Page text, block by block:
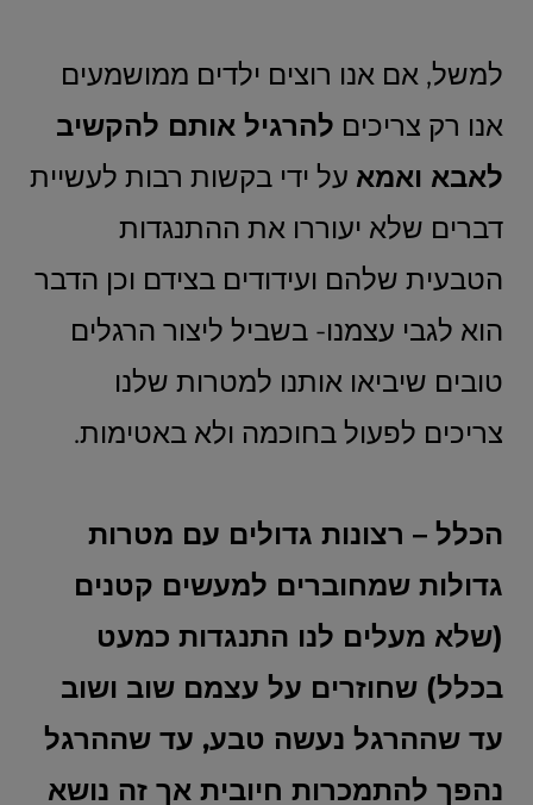
למשל, אם אנו רוצים ילדים ממושמעים
אנו רק צריכים להרגיל אותם להקשיב
לאבא ואמא על ידי בקשות רבות לעשיית
דברים שלא יעוררו את ההתנגדות
הטבעית שלהם ועידודים בצידם וכן הדבר
הוא לגבי עצמנו- בשביל ליצור הרגלים
טובים שיביאו אותנו למטרות שלנו
צריכים לפעול בחוכמה ולא באטימות.
הכלל – רצונות גדולים עם מטרות
גדולות שמחוברים למעשים קטנים
(שלא מעלים לנו התנגדות כמעט
בכלל) שחוזרים על עצמם שוב ושוב
עד שההרגל נעשה טבע, עד שההרגל
נהפך להתמכרות חיובית אך זה נושא